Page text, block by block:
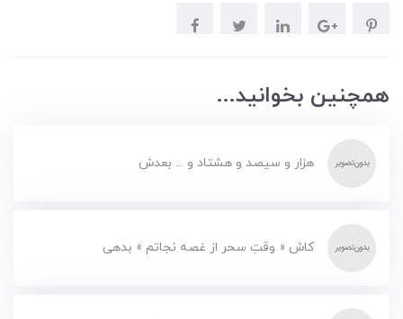
همچنین بخوانید...
هزار و سیصد و هشتاد و ... بعدش
کاش « وقتِ سحر از غصه نجاتم » بدهی